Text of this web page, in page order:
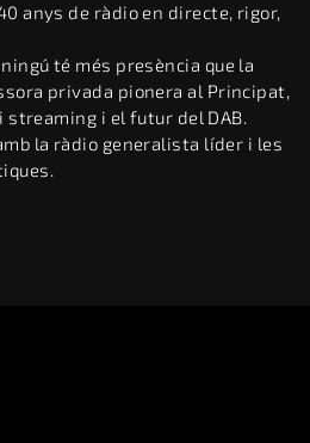
anys de ràdio en directe, rigor,
té més presència que la
privada pionera al Principat,
i el futur del DAB.
la ràdio generalista líder i les